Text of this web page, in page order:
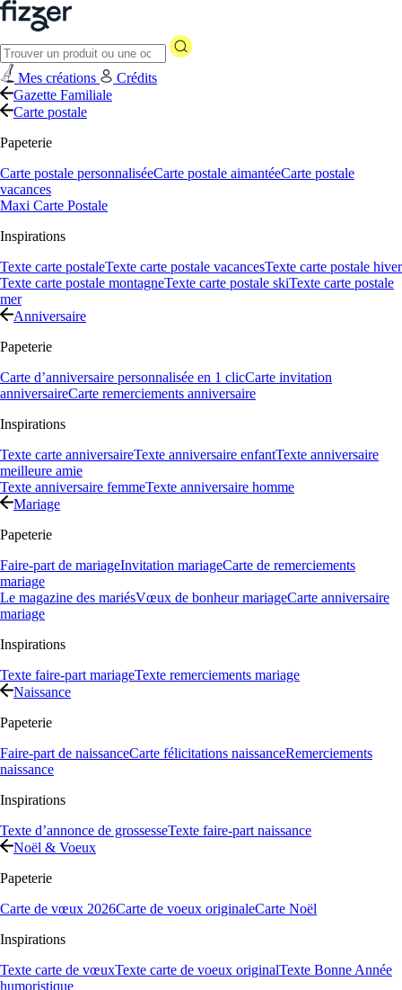
Mes créations
Crédits
Gazette Familiale
Carte postale
Papeterie
Carte postale personnaliséeCarte postale aimantéeCarte postale
vacances
Maxi Carte Postale
Inspirations
Texte carte postaleTexte carte postale vacancesTexte carte postale hiver
Texte carte postale montagneTexte carte postale skiTexte carte postale
mer
Anniversaire
Papeterie
Carte d’anniversaire personnalisée en 1 clicCarte invitation
anniversaireCarte remerciements anniversaire
Inspirations
Texte carte anniversaireTexte anniversaire enfantTexte anniversaire
meilleure amie
Texte anniversaire femmeTexte anniversaire homme
Mariage
Papeterie
Faire-part de mariageInvitation mariageCarte de remerciements
mariage
Le magazine des mariésVœux de bonheur mariageCarte anniversaire
mariage
Inspirations
Texte faire-part mariageTexte remerciements mariage
Naissance
Papeterie
Faire-part de naissanceCarte félicitations naissanceRemerciements
naissance
Inspirations
Texte d’annonce de grossesseTexte faire-part naissance
Noël & Voeux
Papeterie
Carte de vœux 2026Carte de voeux originaleCarte Noël
Inspirations
Texte carte de vœuxTexte carte de voeux originalTexte Bonne Année
humoristique